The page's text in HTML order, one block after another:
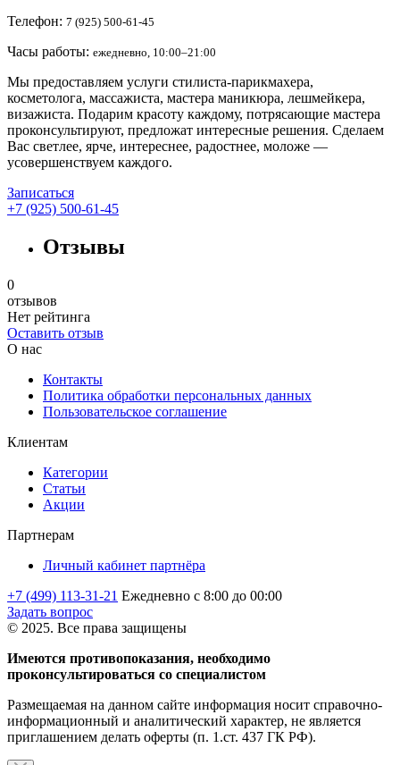
Телефон: 7 (925) 500-61-45
Часы работы: ежедневно, 10:00–21:00
Мы предоставляем услуги стилиста-парикмахера,
косметолога, массажиста, мастера маникюра, лешмейкера,
визажиста. Подарим красоту каждому, потрясающие мастера
проконсультируют, предложат интересные решения. Сделаем
Вас светлее, ярче, интереснее, радостнее, моложе —
усовершенствуем каждого.
Записаться
+7 (925) 500-61-45
Отзывы
0
отзывов
Нет рейтинга
Оставить отзыв
О нас
Контакты
Политика обработки персональных данных
Пользовательское соглашение
Клиентам
Категории
Статьи
Акции
Партнерам
Личный кабинет партнёра
+7 (499) 113-31-21 Ежедневно с 8:00 до 00:00
Задать вопрос
© 2025. Все права защищены
Имеются противопоказания, необходимо
проконсультироваться со специалистом
Размещаемая на данном сайте информация носит справочно-
информационный и аналитический характер, не является
приглашением делать оферты (п. 1.ст. 437 ГК РФ).